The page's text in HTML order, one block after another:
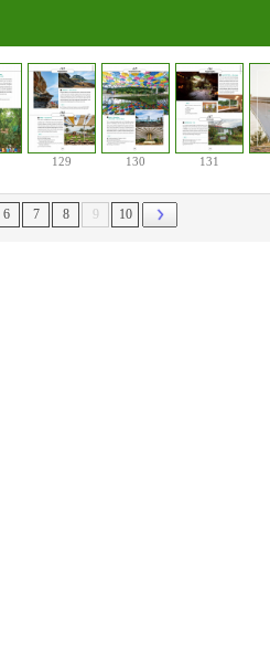
129 130 131
6 7 8 9 10